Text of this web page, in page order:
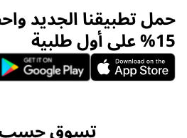
حمل تطبيقنا الجديد
15% على أول طلبية